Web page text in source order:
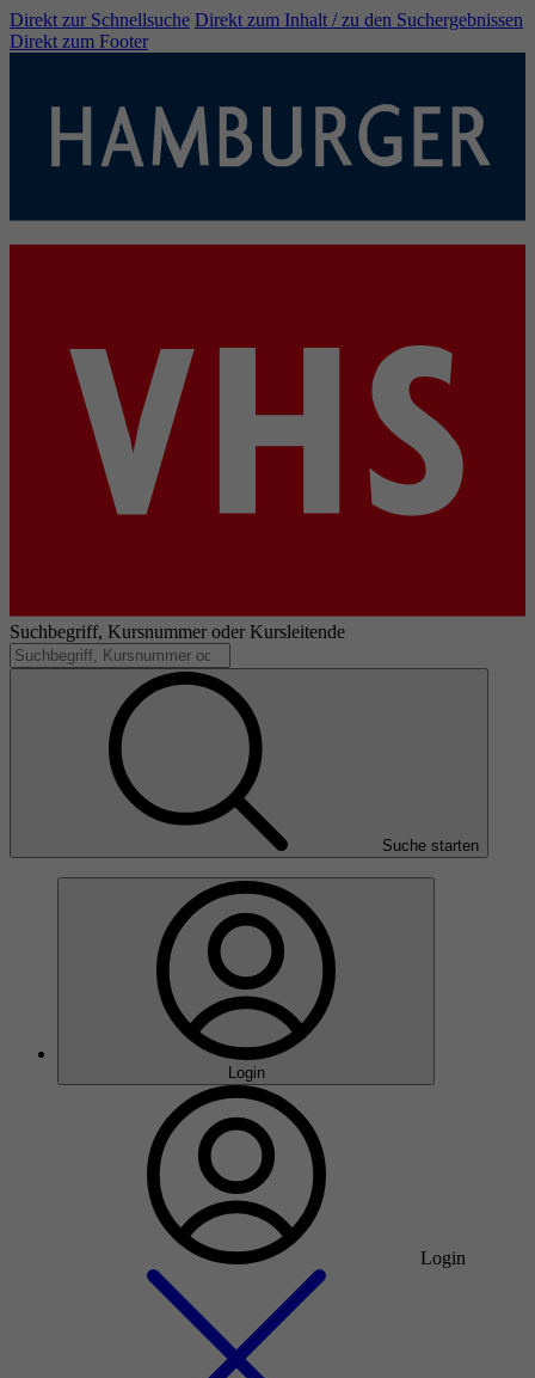
Direkt zur Schnellsuche Direkt zum Inhalt / zu den Suchergebnissen
Direkt zum Footer
Suchbegriff, Kursnummer oder Kursleitende
Suche starten
Login
Login